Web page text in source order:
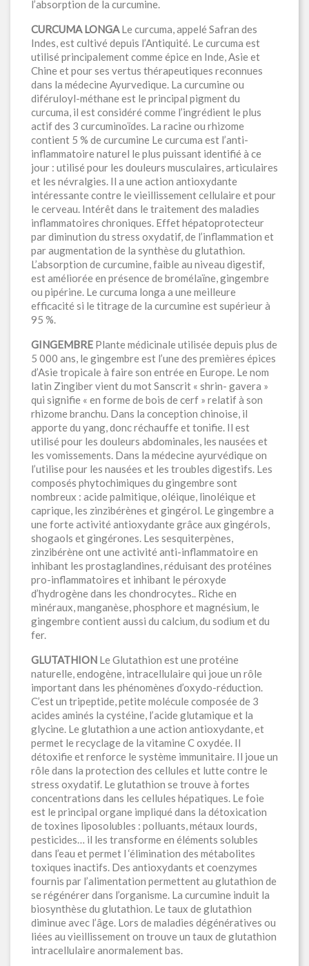
l’absorption de la curcumine.
CURCUMA LONGALe curcuma, appelé Safran des
Indes, est cultivé depuis l’Antiquité. Le curcuma est
utilisé principalement comme épice en Inde, Asie et
Chine et pour ses vertus thérapeutiques reconnues
dans la médecine Ayurvedique. La curcumine ou
diféruloyl-méthane est le principal pigment du
curcuma, il est considéré comme l’ingrédient le plus
actif des 3 curcuminoïdes. La racine ou rhizome
contient 5 % de curcumine Le curcuma est l’anti-
inflammatoire naturel le plus puissant identifié à ce
jour : utilisé pour les douleurs musculaires, articulaires
et les névralgies. Il a une action antioxydante
intéressante contre le vieillissement cellulaire et pour
le cerveau. Intérêt dans le traitement des maladies
inflammatoires chroniques. Effet hépatoprotecteur
par diminution du stress oxydatif, de l’inflammation et
par augmentation de la synthèse du glutathion.
L’absorption de curcumine, faible au niveau digestif,
est améliorée en présence de bromélaïne, gingembre
ou pipérine. Le curcuma longa a une meilleure
efficacité si le titrage de la curcumine est supérieur à
95 %.
GINGEMBRE Plante médicinale utilisée depuis plus de
5 000 ans, le gingembre est l’une des premières épices
d’Asie tropicale à faire son entrée en Europe. Le nom
latin Zingiber vient du mot Sanscrit « shrin- gavera »
qui signifie « en forme de bois de cerf » relatif à son
rhizome branchu. Dans la conception chinoise, il
apporte du yang, donc réchauffe et tonifie. Il est
utilisé pour les douleurs abdominales, les nausées et
les vomissements. Dans la médecine ayurvédique on
l’utilise pour les nausées et les troubles digestifs. Les
composés phytochimiques du gingembre sont
nombreux : acide palmitique, oléique, linoléique et
caprique, les zinzibérènes et gingérol. Le gingembre a
une forte activité antioxydante grâce aux gingérols,
shogaols et gingérones. Les sesquiterpènes,
zinzibérène ont une activité anti-inflammatoire en
inhibant les prostaglandines, réduisant des protéines
pro-inflammatoires et inhibant le péroxyde
d’hydrogène dans les chondrocytes.. Riche en
minéraux, manganèse, phosphore et magnésium, le
gingembre contient aussi du calcium, du sodium et du
fer.
GLUTATHION Le Glutathion est une protéine
naturelle, endogène, intracellulaire qui joue un rôle
important dans les phénomènes d’oxydo-réduction.
C’est un tripeptide, petite molécule composée de 3
acides aminés la cystéine, l’acide glutamique et la
glycine. Le glutathion a une action antioxydante, et
permet le recyclage de la vitamine C oxydée. Il
détoxifie et renforce le système immunitaire. Il joue un
rôle dans la protection des cellules et lutte contre le
stress oxydatif. Le glutathion se trouve à fortes
concentrations dans les cellules hépatiques. Le foie
est le principal organe impliqué dans la détoxication
de toxines liposolubles : polluants, métaux lourds,
pesticides… il les transforme en éléments solubles
dans l’eau et permet l ‘élimination des métabolites
toxiques inactifs. Des antioxydants et coenzymes
fournis par l’alimentation permettent au glutathion de
se régénérer dans l’organisme. La curcumine induit la
biosynthèse du glutathion. Le taux de glutathion
diminue avec l’âge. Lors de maladies dégénératives ou
liées au vieillissement on trouve un taux de glutathion
intracellulaire anormalement bas.